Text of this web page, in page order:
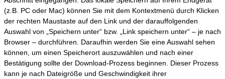
(z.B. PC oder Mac) können Sie mit dem Kontextmenü durch Klicken
der rechten Maustaste auf den Link und der darauffolgenden
Auswahl von „Speichern unter“ bzw. „Link speichern unter“ – je nach
Browser – durchführen. Daraufhin werden Sie eine Auswahl sehen
können, um einen Speicherort auszuwählen und nach einer
Bestätigung sollte der Download-Prozess beginnen. Dieser Prozess
kann je nach Dateigröße und Geschwindigkeit ihrer